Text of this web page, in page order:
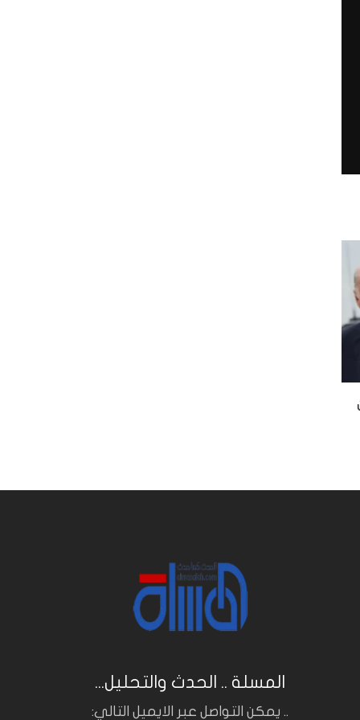
المسلة .. الحدث والتحليل...
.. يمكن التواصل عبر الايميل التالي: